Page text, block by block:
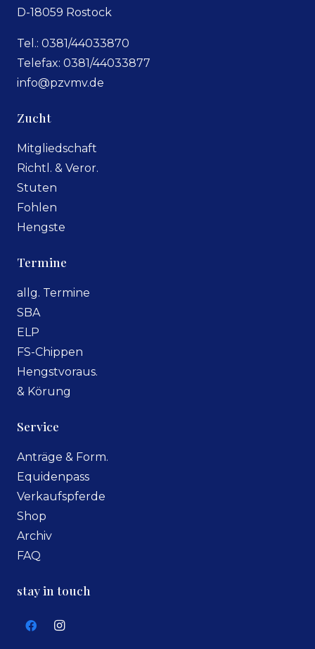
D-18059 Rostock
Tel.: 0381/44033870
Telefax: 0381/44033877
info@pzvmv.de
Zucht
Mitgliedschaft
Richtl. & Veror.
Stuten
Fohlen
Hengste
Termine
allg. Termine
SBA
ELP
FS-Chippen
Hengstvoraus.
& Körung
Service
Anträge & Form.
Equidenpass
Verkaufspferde
Shop
Archiv
FAQ
stay in touch